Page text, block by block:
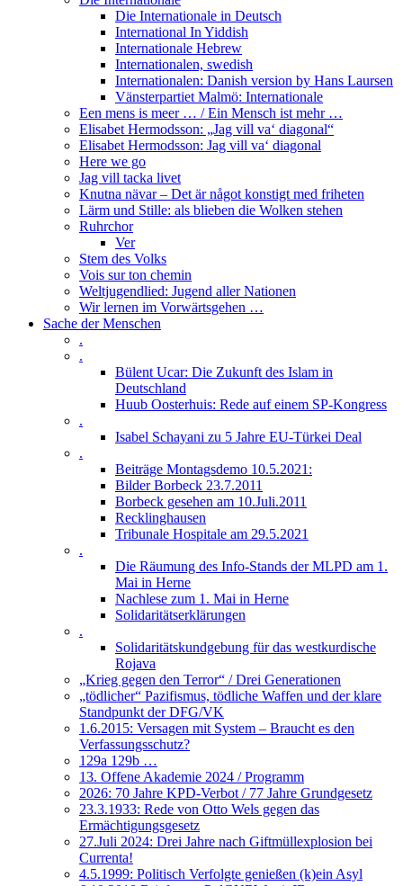
Die Internationale in Deutsch
International In Yiddish
Internationale Hebrew
Internationalen, swedish
Internationalen: Danish version by Hans Laursen
Vänsterpartiet Malmö: Internationale
Een mens is meer … / Ein Mensch ist mehr …
Elisabet Hermodsson: „Jag vill va‘ diagonal“
Elisabet Hermodsson: Jag vill va‘ diagonal
Here we go
Jag vill tacka livet
Knutna nävar – Det är något konstigt med friheten
Lärm und Stille: als blieben die Wolken stehen
Ruhrchor
Ver
Stem des Volks
Vois sur ton chemin
Weltjugendlied: Jugend aller Nationen
Wir lernen im Vorwärtsgehen …
Sache der Menschen
.
.
Bülent Ucar: Die Zukunft des Islam in
Deutschland
Huub Oosterhuis: Rede auf einem SP-Kongress
.
Isabel Schayani zu 5 Jahre EU-Türkei Deal
.
Beiträge Montagsdemo 10.5.2021:
Bilder Borbeck 23.7.2011
Borbeck gesehen am 10.Juli.2011
Recklinghausen
Tribunale Hospitale am 29.5.2021
.
Die Räumung des Info-Stands der MLPD am 1.
Mai in Herne
Nachlese zum 1. Mai in Herne
Solidaritätserklärungen
.
Solidaritätskundgebung für das westkurdische
Rojava
„Krieg gegen den Terror“ / Drei Generationen
„tödlicher“ Pazifismus, tödliche Waffen und der klare
Standpunkt der DFG/VK
1.6.2015: Versagen mit System – Braucht es den
Verfassungsschutz?
129a 129b …
13. Offene Akademie 2024 / Programm
2026: 70 Jahre KPD-Verbot / 77 Jahre Grundgesetz
23.3.1933: Rede von Otto Wels gegen das
Ermächtigungsgesetz
27.Juli 2024: Drei Jahre nach Giftmüllexplosion bei
Currenta!
4.5.1999: Politisch Verfolgte genießen (k)ein Asyl